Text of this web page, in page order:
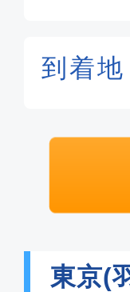
東京(